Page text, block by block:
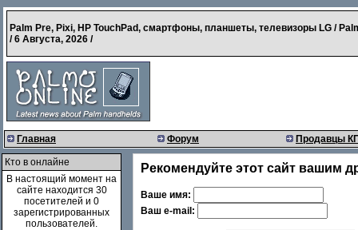
Palm Pre, Pixi, HP TouchPad, смартфоны, планшеты, телевизоры LG /
/6 Августа, 2026 /
Главная Форум Продавцы
Кто в онлайне
В настоящий момент на
сайте находится 30
посетителей и 0
зарегистрированных
пользователей.
Рекомендуйте этот сайт вашим
Ваше имя:
Ваш e-mail: